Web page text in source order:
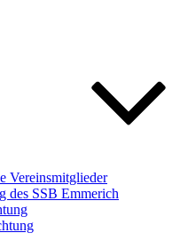
Vereinsmitglieder
des SSB Emmerich